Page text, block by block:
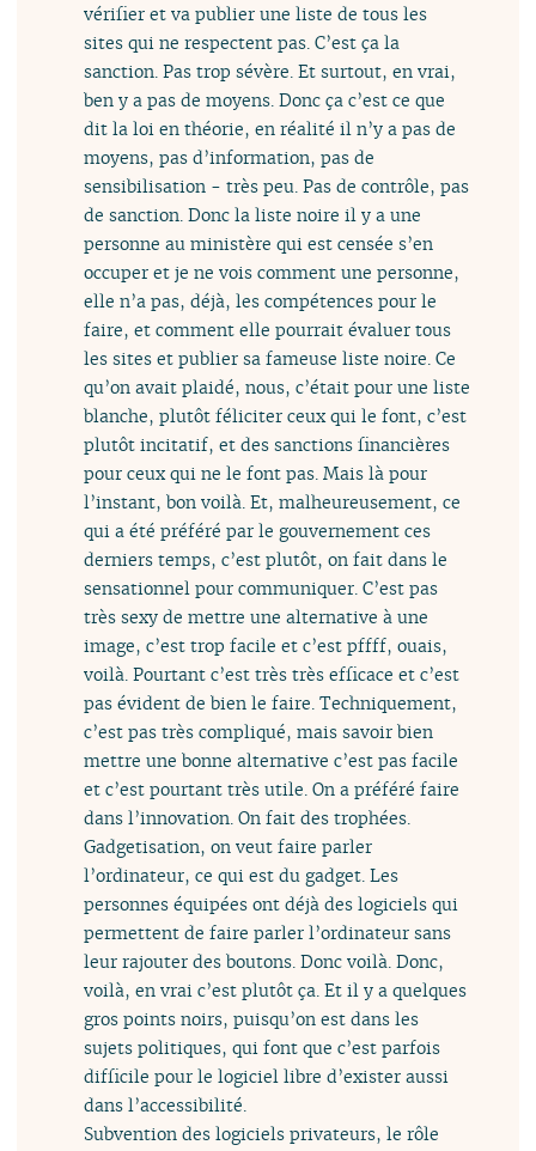
vérifier et va publier une liste de tous les
sites qui ne respectent pas. C’est ça la
sanction. Pas trop sévère. Et surtout, en vrai,
ben y a pas de moyens. Donc ça c’est ce que
dit la loi en théorie, en réalité il n’y a pas de
moyens, pas d’information, pas de
sensibilisation - très peu. Pas de contrôle, pas
de sanction. Donc la liste noire il y a une
personne au ministère qui est censée s’en
occuper et je ne vois comment une personne,
elle n’a pas, déjà, les compétences pour le
faire, et comment elle pourrait évaluer tous
les sites et publier sa fameuse liste noire. Ce
qu’on avait plaidé, nous, c’était pour une liste
blanche, plutôt féliciter ceux qui le font, c’est
plutôt incitatif, et des sanctions financières
pour ceux qui ne le font pas. Mais là pour
l’instant, bon voilà. Et, malheureusement, ce
qui a été préféré par le gouvernement ces
derniers temps, c’est plutôt, on fait dans le
sensationnel pour communiquer. C’est pas
très sexy de mettre une alternative à une
image, c’est trop facile et c’est pffff, ouais,
voilà. Pourtant c’est très très efficace et c’est
pas évident de bien le faire. Techniquement,
c’est pas très compliqué, mais savoir bien
mettre une bonne alternative c’est pas facile
et c’est pourtant très utile. On a préféré faire
dans l’innovation. On fait des trophées.
Gadgetisation, on veut faire parler
l’ordinateur, ce qui est du gadget. Les
personnes équipées ont déjà des logiciels qui
permettent de faire parler l’ordinateur sans
leur rajouter des boutons. Donc voilà. Donc,
voilà, en vrai c’est plutôt ça. Et il y a quelques
gros points noirs, puisqu’on est dans les
sujets politiques, qui font que c’est parfois
difficile pour le logiciel libre d’exister aussi
dans l’accessibilité.
Subvention des logiciels privateurs, le rôle